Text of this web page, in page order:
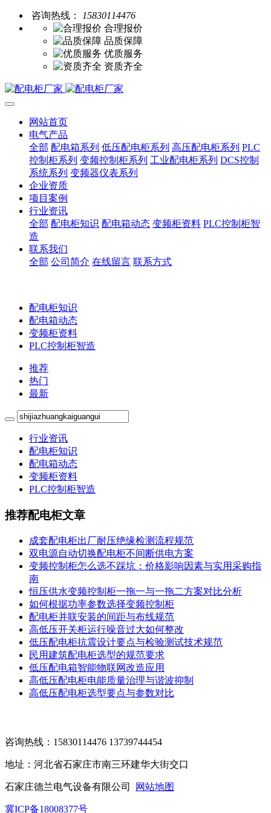
咨询热线：
15830114476
合理报价
品质保障
优质服务
资质齐全
网站首页
电气产品
全部 配电箱系列 低压配电柜系列 高压配电柜系列 PLC
控制柜系列 变频控制柜系列 工业配电柜系列 DCS控制
系统系列 变频器仪表系列
企业资质
项目案例
行业资讯
全部 配电柜知识 配电箱动态 变频柜资料 PLC控制柜智
造
联系我们
全部 公司简介 在线留言 联系方式
配电柜知识
配电箱动态
变频柜资料
PLC控制柜智造
推荐
热门
最新
行业资讯
配电柜知识
配电箱动态
变频柜资料
PLC控制柜智造
推荐配电柜文章
成套配电柜出厂耐压绝缘检测流程规范
双电源自动切换配电柜不间断供电方案
变频控制柜怎么选不踩坑：价格影响因素与实用采购指
南
恒压供水变频控制柜一拖一与一拖二方案对比分析
如何根据功率参数选择变频控制柜
配电柜并联安装的间距与布线规范
高低压开关柜运行噪音过大如何整改
低压配电柜抗震设计要点与检验测试技术规范
民用建筑配电柜选型的规范要求
低压配电箱智能物联网改造应用
高低压配电柜电能质量治理与谐波抑制
高低压配电柜选型要点与参数对比
咨询热线：15830114476 13739744454
地址：河北省石家庄市南三环建华大街交口
石家庄德兰电气设备有限公司 网站地图
冀ICP备18008377号